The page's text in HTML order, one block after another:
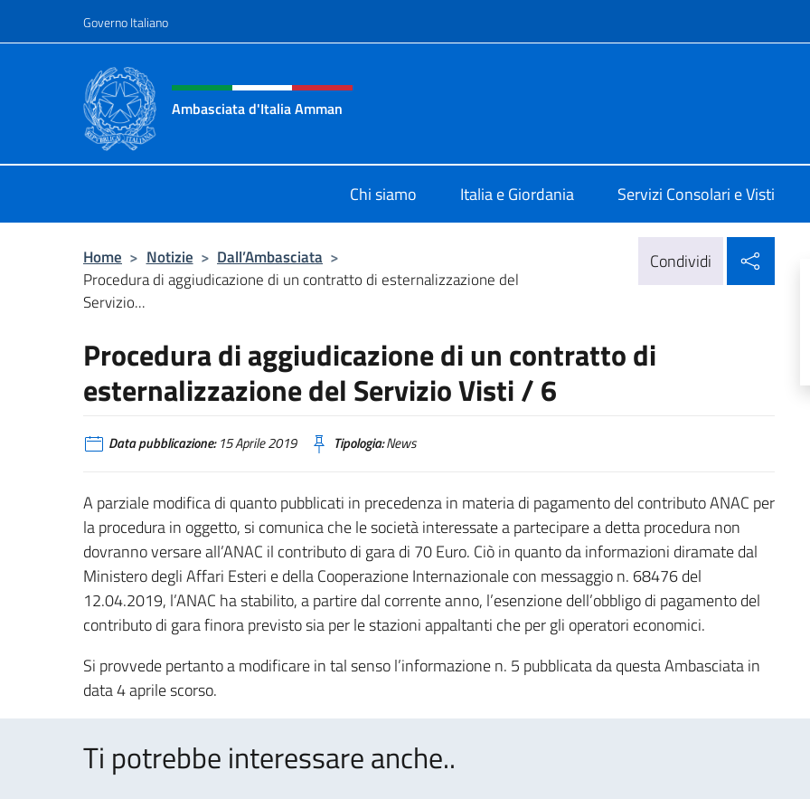
Governo Italiano
Intestazione sito, social e menù
Ambasciata d'Italia Amman
Chi siamo Italia e Giordania Servizi Consolari e Visti
Home > Notizie > Dall’Ambasciata >
Procedura di aggiudicazione di un contratto di esternalizzazione del
Servizio...
Condividi
Procedura di aggiudicazione di un contratto di
esternalizzazione del Servizio Visti / 6
Data pubblicazione:15 Aprile 2019 Tipologia:News
A parziale modifica di quanto pubblicati in precedenza in materia di pagamento del contributo ANAC per
la procedura in oggetto, si comunica che le società interessate a partecipare a detta procedura non
dovranno versare all’ANAC il contributo di gara di 70 Euro. Ciò in quanto da informazioni diramate dal
Ministero degli Affari Esteri e della Cooperazione Internazionale con messaggio n. 68476 del
12.04.2019, l’ANAC ha stabilito, a partire dal corrente anno, l’esenzione dell’obbligo di pagamento del
contributo di gara finora previsto sia per le stazioni appaltanti che per gli operatori economici.
Si provvede pertanto a modificare in tal senso l’informazione n. 5 pubblicata da questa Ambasciata in
data 4 aprile scorso.
Ti potrebbe interessare anche..